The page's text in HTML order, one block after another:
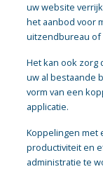
uw website
het aanbod voor
uitzendbureau of
Het kan ook zorg
uw al bestaande
vorm van een
applicatie.
Koppelingen met
productiviteit en
administratie te